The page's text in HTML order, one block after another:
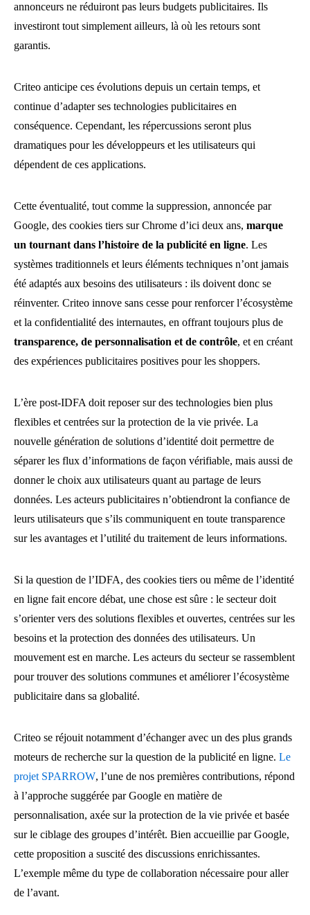
annonceurs ne réduiront pas leurs budgets publicitaires. Ils
investiront tout simplement ailleurs, là où les retours sont
garantis.
Criteo anticipe ces évolutions depuis un certain temps, et
continue d’adapter ses technologies publicitaires en
conséquence. Cependant, les répercussions seront plus
dramatiques pour les développeurs et les utilisateurs qui
dépendent de ces applications.
Cette éventualité, tout comme la suppression, annoncée par
Google, des cookies tiers sur Chrome d’ici deux ans, marque
un tournant dans l’histoire de la publicité en ligne. Les
systèmes traditionnels et leurs éléments techniques n’ont jamais
été adaptés aux besoins des utilisateurs : ils doivent donc se
réinventer. Criteo innove sans cesse pour renforcer l’écosystème
et la confidentialité des internautes, en offrant toujours plus de
transparence, de personnalisation et de contrôle, et en créant
des expériences publicitaires positives pour les shoppers.
L’ère post-IDFA doit reposer sur des technologies bien plus
flexibles et centrées sur la protection de la vie privée. La
nouvelle génération de solutions d’identité doit permettre de
séparer les flux d’informations de façon vérifiable, mais aussi de
donner le choix aux utilisateurs quant au partage de leurs
données. Les acteurs publicitaires n’obtiendront la confiance de
leurs utilisateurs que s’ils communiquent en toute transparence
sur les avantages et l’utilité du traitement de leurs informations.
Si la question de l’IDFA, des cookies tiers ou même de l’identité
en ligne fait encore débat, une chose est sûre : le secteur doit
s’orienter vers des solutions flexibles et ouvertes, centrées sur les
besoins et la protection des données des utilisateurs. Un
mouvement est en marche. Les acteurs du secteur se rassemblent
pour trouver des solutions communes et améliorer l’écosystème
publicitaire dans sa globalité.
Criteo se réjouit notamment d’échanger avec un des plus grands
moteurs de recherche sur la question de la publicité en ligne. Le
projet SPARROW, l’une de nos premières contributions, répond
à l’approche suggérée par Google en matière de
personnalisation, axée sur la protection de la vie privée et basée
sur le ciblage des groupes d’intérêt. Bien accueillie par Google,
cette proposition a suscité des discussions enrichissantes.
L’exemple même du type de collaboration nécessaire pour aller
de l’avant.